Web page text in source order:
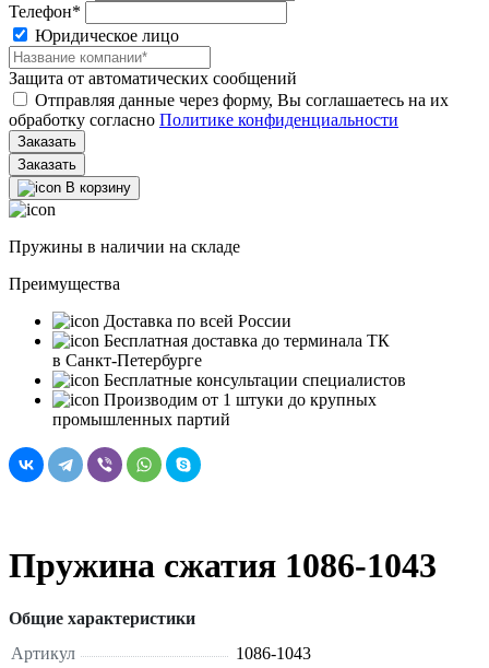
Телефон*
Юридическое лицо
Защита от автоматических сообщений
Отправляя данные через форму, Вы соглашаетесь на их
обработку согласно Политике конфиденциальности
Заказать
В корзину
Пружины в наличии на складе
Преимущества
Доставка по всей России
Бесплатная доставка до терминала ТК
в Санкт‑Петербурге
Бесплатные консультации специалистов
Производим от 1 штуки до крупных
промышленных партий
Пружина сжатия 1086-1043
Общие характеристики
Артикул
1086-1043